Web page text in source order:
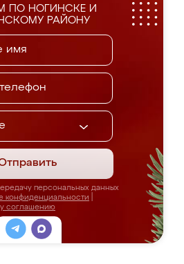
ПО НОГИНСКЕ И
РАЙОНУ
персональных данных
конфиденциальности
соглашению